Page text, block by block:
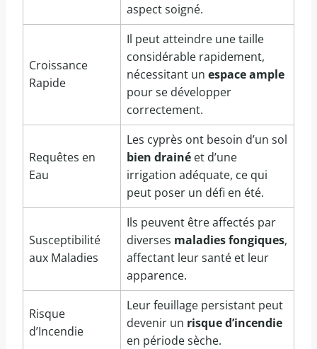
aspect soigné.
Croissance
Rapide
Il peut atteindre une taille
considérable rapidement,
nécessitant un espace ample
pour se développer
correctement.
Requêtes en
Eau
Les cyprès ont besoin d’un sol
bien drainé et d’une
irrigation adéquate, ce qui
peut poser un défi en été.
Susceptibilité
aux Maladies
Ils peuvent être affectés par
diverses maladies fongiques,
affectant leur santé et leur
apparence.
Risque
d’Incendie
Leur feuillage persistant peut
devenir un risque d’incendie
en période sèche.